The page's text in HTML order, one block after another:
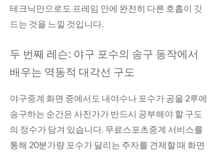
테크닉만으로도 프레임 안에 완전히 다른 호흡이 깃
드는 것을 느낄 것입니다.
두 번째 레슨: 야구 포수의 송구 동작에서
배우는 역동적 대각선 구도
야구중계 화면 중에서도 내야수나 포수가 공을 2루에
송구하는 순간은 사진가가 반드시 공부해야 할 구도
의 정수가 담겨 있습니다. 무료스포츠중계 서비스를
통해 20분가량 포수가 달리는 주자를 견제할 때 화면